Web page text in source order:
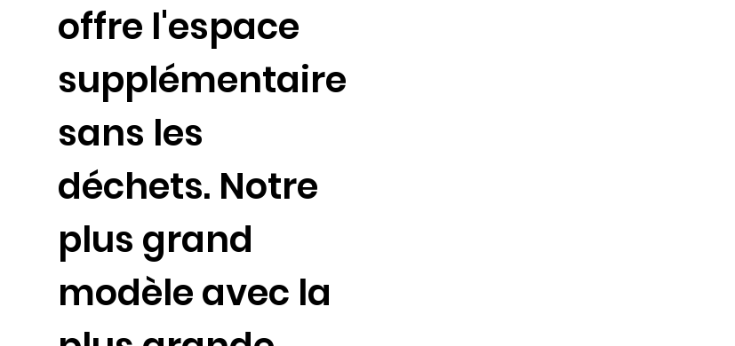
offre l'espace
supplémentaire
sans les
déchets. Notre
plus grand
modèle avec la